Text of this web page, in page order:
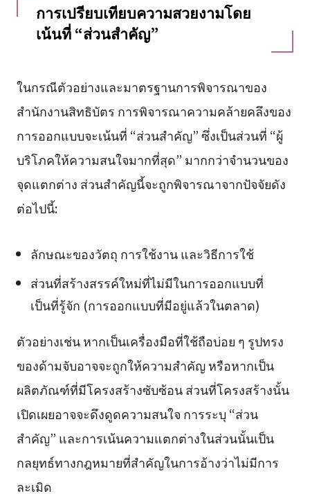
การเปรียบเทียบความสวยงามโดย
เน้นที่ “ส่วนสำคัญ”
ในกรณีตัวอย่างและมาตรฐานการพิจารณาของ
สำนักงานสิทธิบัตร การพิจารณาความคล้ายคลึงของ
การออกแบบจะเน้นที่ “ส่วนสำคัญ” ซึ่งเป็นส่วนที่ “ผู้
บริโภคให้ความสนใจมากที่สุด” มากกว่าจำนวนของ
จุดแตกต่าง ส่วนสำคัญนี้จะถูกพิจารณาจากปัจจัยดัง
ต่อไปนี้:
ลักษณะของวัตถุ การใช้งาน และวิธีการใช้
ส่วนที่สร้างสรรค์ใหม่ที่ไม่มีในการออกแบบที่
เป็นที่รู้จัก (การออกแบบที่มีอยู่แล้วในตลาด)
ตัวอย่างเช่น หากเป็นเครื่องมือที่ใช้ถือบ่อย ๆ รูปทรง
ของด้ามจับอาจจะถูกให้ความสำคัญ หรือหากเป็น
ผลิตภัณฑ์ที่มีโครงสร้างซับซ้อน ส่วนที่โครงสร้างนั้น
เปิดเผยอาจจะดึงดูดความสนใจ การระบุ “ส่วน
สำคัญ” และการเน้นความแตกต่างในส่วนนั้นเป็น
กลยุทธ์ทางกฎหมายที่สำคัญในการอ้างว่าไม่มีการ
ละเมิด